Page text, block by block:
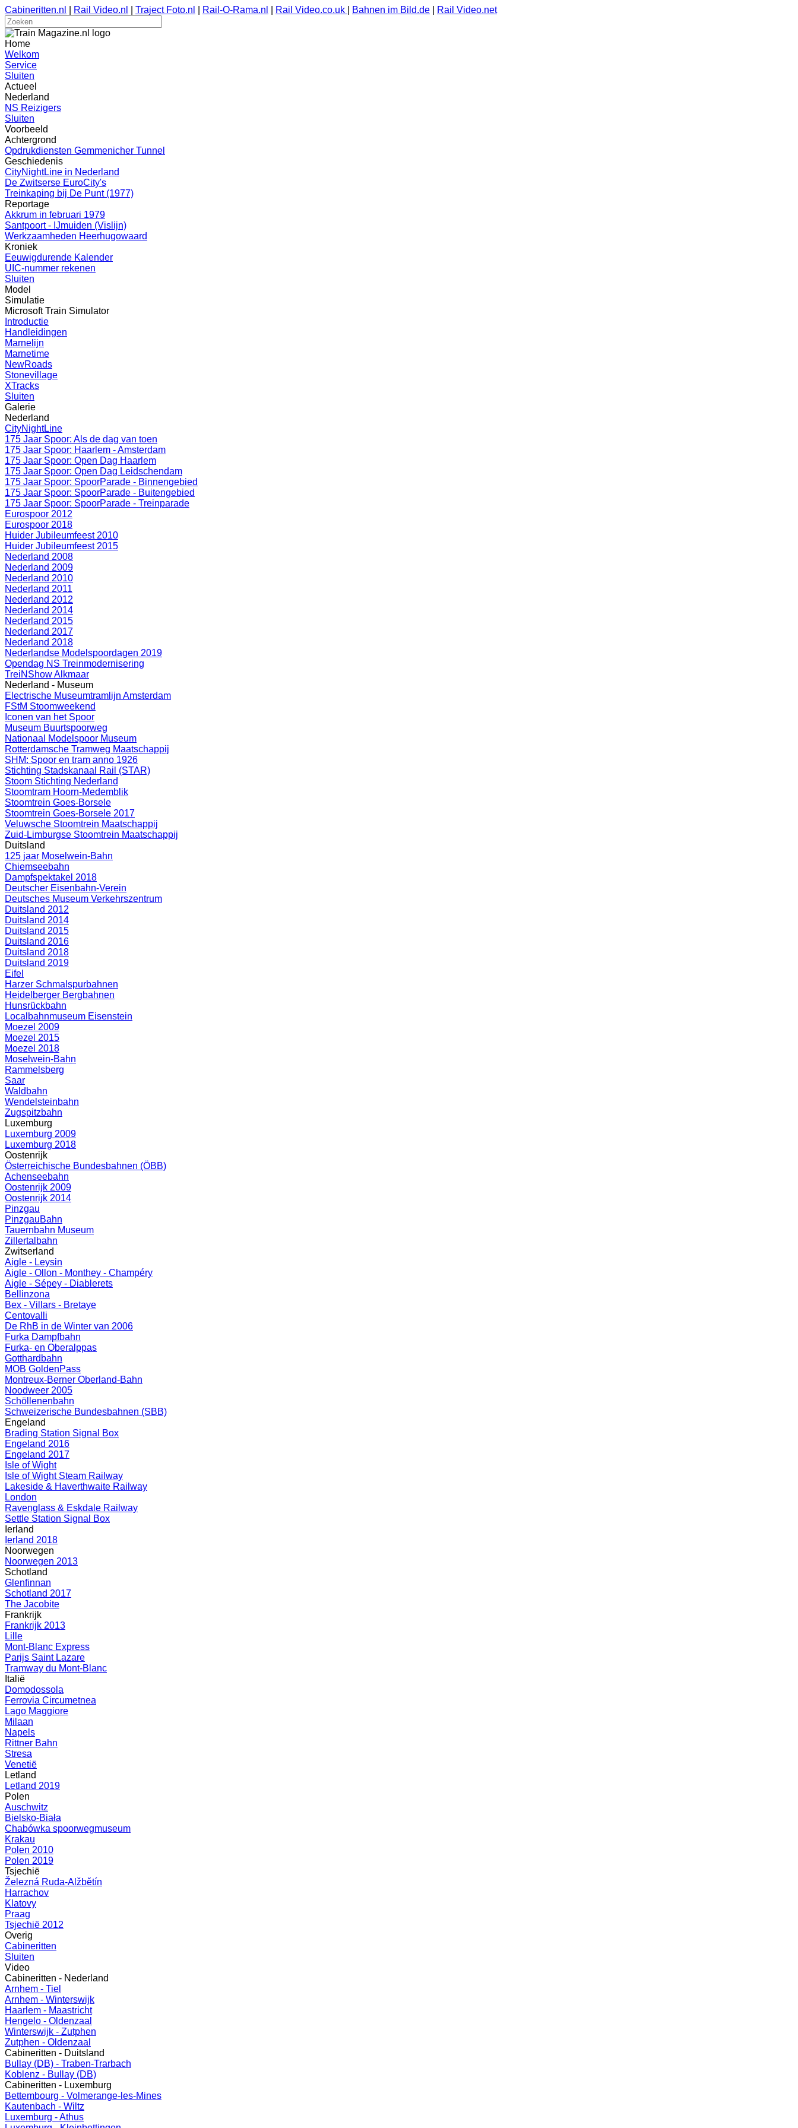
Cabineritten.nl Rail Video.nl Traject Foto.nl Rail-O-Rama.nl Rail Video.co.uk Bahnen im Bild.de Rail Video.net
Home
Welkom
Service
Sluiten
Actueel
Nederland
NS Reizigers
Sluiten
Voorbeeld
Achtergrond
Opdrukdiensten Gemmenicher Tunnel
Geschiedenis
CityNightLine in Nederland
De Zwitserse EuroCity's
Treinkaping bij De Punt (1977)
Reportage
Akkrum in februari 1979
Santpoort - IJmuiden (Vislijn)
Werkzaamheden Heerhugowaard
Kroniek
Eeuwigdurende Kalender
UIC-nummer rekenen
Sluiten
Model
Simulatie
Microsoft Train Simulator
Introductie
Handleidingen
Marnelijn
Marnetime
NewRoads
Stonevillage
XTracks
Sluiten
Galerie
Nederland
CityNightLine
175 Jaar Spoor: Als de dag van toen
175 Jaar Spoor: Haarlem - Amsterdam
175 Jaar Spoor: Open Dag Haarlem
175 Jaar Spoor: Open Dag Leidschendam
175 Jaar Spoor: SpoorParade - Binnengebied
175 Jaar Spoor: SpoorParade - Buitengebied
175 Jaar Spoor: SpoorParade - Treinparade
Eurospoor 2012
Eurospoor 2018
Huider Jubileumfeest 2010
Huider Jubileumfeest 2015
Nederland 2008
Nederland 2009
Nederland 2010
Nederland 2011
Nederland 2012
Nederland 2014
Nederland 2015
Nederland 2017
Nederland 2018
Nederlandse Modelspoordagen 2019
Opendag NS Treinmodernisering
TreiNShow Alkmaar
Nederland - Museum
Electrische Museumtramlijn Amsterdam
FStM Stoomweekend
Iconen van het Spoor
Museum Buurtspoorweg
Nationaal Modelspoor Museum
Rotterdamsche Tramweg Maatschappij
SHM: Spoor en tram anno 1926
Stichting Stadskanaal Rail (STAR)
Stoom Stichting Nederland
Stoomtram Hoorn-Medemblik
Stoomtrein Goes-Borsele
Stoomtrein Goes-Borsele 2017
Veluwsche Stoomtrein Maatschappij
Zuid-Limburgse Stoomtrein Maatschappij
Duitsland
125 jaar Moselwein-Bahn
Chiemseebahn
Dampfspektakel 2018
Deutscher Eisenbahn-Verein
Deutsches Museum Verkehrszentrum
Duitsland 2012
Duitsland 2014
Duitsland 2015
Duitsland 2016
Duitsland 2018
Duitsland 2019
Eifel
Harzer Schmalspurbahnen
Heidelberger Bergbahnen
Hunsrückbahn
Localbahnmuseum Eisenstein
Moezel 2009
Moezel 2015
Moezel 2018
Moselwein-Bahn
Rammelsberg
Saar
Waldbahn
Wendelsteinbahn
Zugspitzbahn
Luxemburg
Luxemburg 2009
Luxemburg 2018
Oostenrijk
Österreichische Bundesbahnen (ÖBB)
Achenseebahn
Oostenrijk 2009
Oostenrijk 2014
Pinzgau
PinzgauBahn
Tauernbahn Museum
Zillertalbahn
Zwitserland
Aigle - Leysin
Aigle - Ollon - Monthey - Champéry
Aigle - Sépey - Diablerets
Bellinzona
Bex - Villars - Bretaye
Centovalli
De RhB in de Winter van 2006
Furka Dampfbahn
Furka- en Oberalppas
Gotthardbahn
MOB GoldenPass
Montreux-Berner Oberland-Bahn
Noodweer 2005
Schöllenenbahn
Schweizerische Bundesbahnen (SBB)
Engeland
Brading Station Signal Box
Engeland 2016
Engeland 2017
Isle of Wight
Isle of Wight Steam Railway
Lakeside & Haverthwaite Railway
London
Ravenglass & Eskdale Railway
Settle Station Signal Box
Ierland
Ierland 2018
Noorwegen
Noorwegen 2013
Schotland
Glenfinnan
Schotland 2017
The Jacobite
Frankrijk
Frankrijk 2013
Lille
Mont-Blanc Express
Parijs Saint Lazare
Tramway du Mont-Blanc
Italië
Domodossola
Ferrovia Circumetnea
Lago Maggiore
Milaan
Napels
Rittner Bahn
Stresa
Venetië
Letland
Letland 2019
Polen
Auschwitz
Bielsko-Biała
Chabówka spoorwegmuseum
Krakau
Polen 2010
Polen 2019
Tsjechië
Železná Ruda-Alžbětín
Harrachov
Klatovy
Praag
Tsjechië 2012
Overig
Cabineritten
Sluiten
Video
Cabineritten - Nederland
Arnhem - Tiel
Arnhem - Winterswijk
Haarlem - Maastricht
Hengelo - Oldenzaal
Winterswijk - Zutphen
Zutphen - Oldenzaal
Cabineritten - Duitsland
Bullay (DB) - Traben-Trarbach
Koblenz - Bullay (DB)
Cabineritten - Luxemburg
Bettembourg - Volmerange-les-Mines
Kautenbach - Wiltz
Luxemburg - Athus